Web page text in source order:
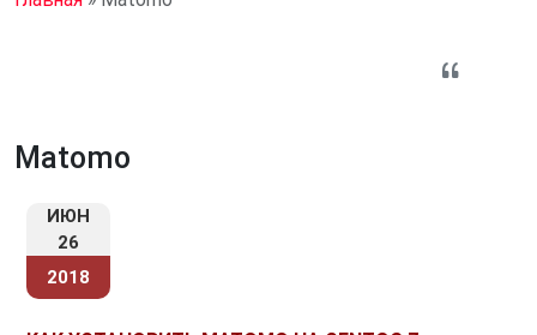
Matomo
ИЮН
26
2018